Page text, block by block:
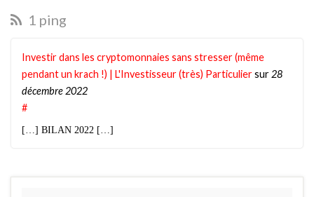
1 ping
Investir dans les cryptomonnaies sans stresser (même
pendant un krach !) | L'Investisseur (très) Particuliersur 28
décembre 2022
#
[…] BILAN 2022 […]